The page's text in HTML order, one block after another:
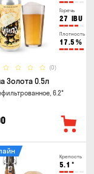
Горечь
27 IBU
Плотность
17.5 %
(0)
Золота 0.5л
6.2°
Крепость
5.1 °